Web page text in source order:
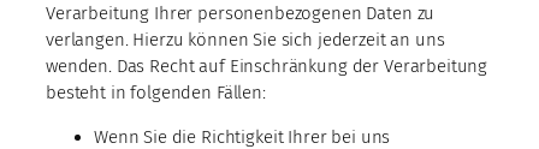
Verarbeitung Ihrer personenbezogenen Daten zu
verlangen. Hierzu können Sie sich jederzeit an uns
wenden. Das Recht auf Einschränkung der Verarbeitung
besteht in folgenden Fällen:
Wenn Sie die Richtigkeit Ihrer bei uns